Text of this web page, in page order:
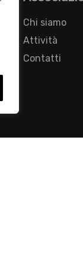
Chi siamo
Attività
Contatti